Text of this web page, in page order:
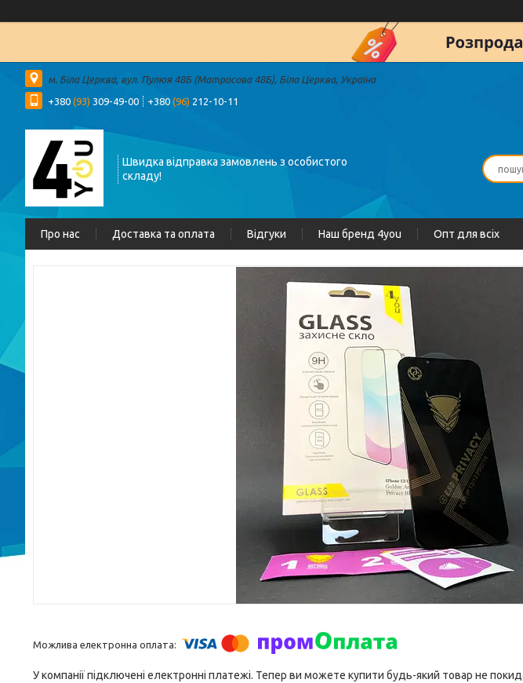
м. Біла Церква, вул. Пулюя 48Б (Матросова 48Б), Біла Церква, Україна
+380 (93) 309-49-00 +380 (96) 212-10-11
Швидка відправка замовлень з особистого
складу!
Про нас Доставка та оплата Відгуки Наш бренд 4you Опт для всіх
У компанії підключені електронні платежі. Тепер ви можете купити будь-який товар не